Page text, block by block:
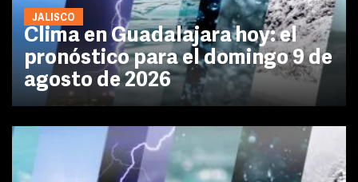
JALISCO
Clima en Guadalajara hoy: el
pronóstico para el domingo 9 de
agosto de 2026